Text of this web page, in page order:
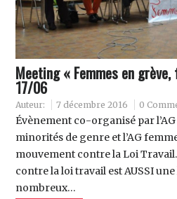
Meeting « Femmes en
17/06
Auteur: 7 décembre 2016 0
Évènement co-organisé par
minorités de genre et l’AG
mouvement contre la Loi Travail.
contre la loi travail est AUSSI
nombreux…